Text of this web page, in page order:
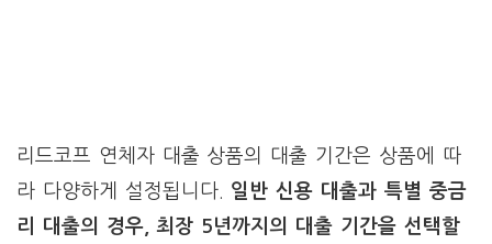
리드코프 연체자 대출 상품의 대출 기간은 상품에 따
라 다양하게 설정됩니다. 일반 신용 대출과 특별 중금
리 대출의 경우, 최장 5년까지의 대출 기간을 선택할